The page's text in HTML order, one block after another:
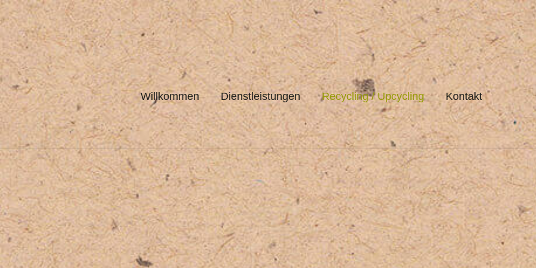
Willkommen Dienstleistungen Recycling / Upcycling Kontakt